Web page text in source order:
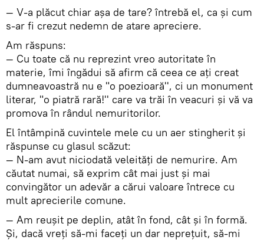
— V-a plăcut chiar aşa de tare? întrebă el, ca şi cum
s-ar fi crezut nedemn de atare apreciere.
Am răspuns:
— Cu toate că nu reprezint vreo autoritate în
materie, îmi îngădui să afirm că ceea ce aţi creat
dumneavoastră nu e "o poezioară'', ci un monument
literar, "o piatră rară!'' care va trăi în veacuri şi vă va
promova în rândul nemuritorilor.
El întâmpină cuvintele mele cu un aer stingherit şi
răspunse cu glasul scăzut:
— N-am avut niciodată veleităţi de nemurire. Am
căutat numai, să exprim cât mai just şi mai
convingător un adevăr a cărui valoare întrece cu
mult aprecierile comune.
— Am reuşit pe deplin, atât în fond, cât şi în formă.
Şi, dacă vreţi să-mi faceţi un dar nepreţuit, să-mi